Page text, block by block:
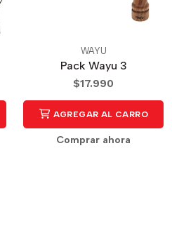
WAYU
Pack Wayu 3
$17.990
AGREGAR AL CARRO
Comprar ahora